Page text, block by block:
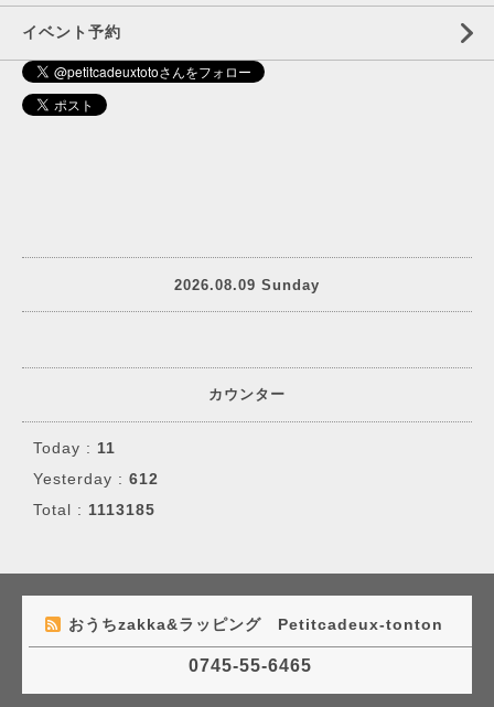
イベント予約
2026.08.09 Sunday
カウンター
Today : 11
Yesterday : 612
Total : 1113185
おうちzakka&ラッピング Petitcadeux-tonton
0745-55-6465